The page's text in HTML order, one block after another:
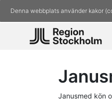
Denna webbplats använder kakor
Janusmed kön